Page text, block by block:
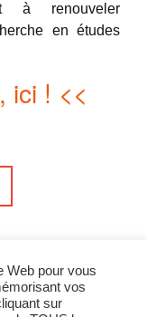
à renouveler
en études
ici ! <<
maximeaudinet
Web pour vous
vos
sur